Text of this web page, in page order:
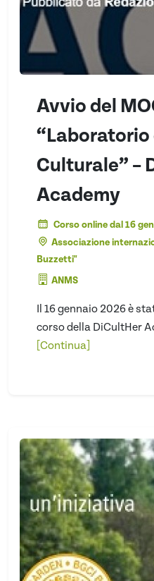
Avvio del
Culturale” –
Academy
Corso online dal 16
Associazione
Buzzetti"
ANMS
Il 16 gennaio 2026 è
corso della DiCultHer
[Continua]